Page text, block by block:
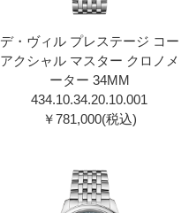
デ・ヴィル プレステージ コー
アクシャル マスター クロノメ
ーター 34MM
434.10.34.20.10.001
￥781,000(税込)